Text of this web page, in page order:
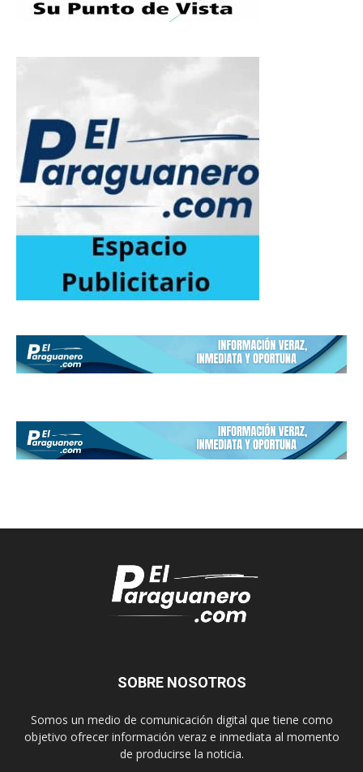
SOBRE NOSOTROS
Somos un medio de comunicación digital que tiene como
objetivo ofrecer información veraz e inmediata al momento
de producirse la noticia.